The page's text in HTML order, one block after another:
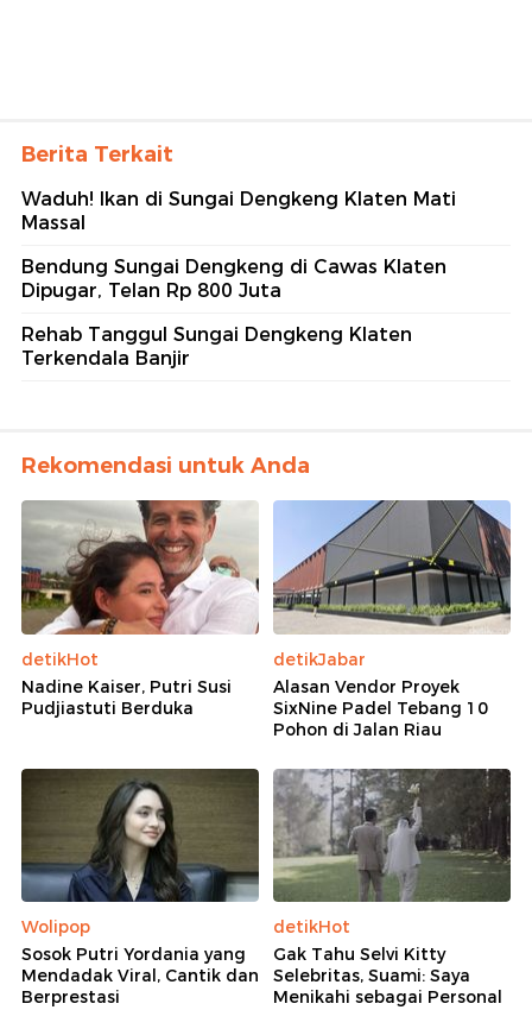
Berita Terkait
Waduh! Ikan di Sungai Dengkeng Klaten Mati
Massal
Bendung Sungai Dengkeng di Cawas Klaten
Dipugar, Telan Rp 800 Juta
Rehab Tanggul Sungai Dengkeng Klaten
Terkendala Banjir
Rekomendasi untuk Anda
detikHot
Nadine Kaiser, Putri Susi
Pudjiastuti Berduka
detikJabar
Alasan Vendor Proyek
SixNine Padel Tebang 10
Pohon di Jalan Riau
Wolipop
Sosok Putri Yordania yang
Mendadak Viral, Cantik dan
Berprestasi
detikHot
Gak Tahu Selvi Kitty
Selebritas, Suami: Saya
Menikahi sebagai Personal